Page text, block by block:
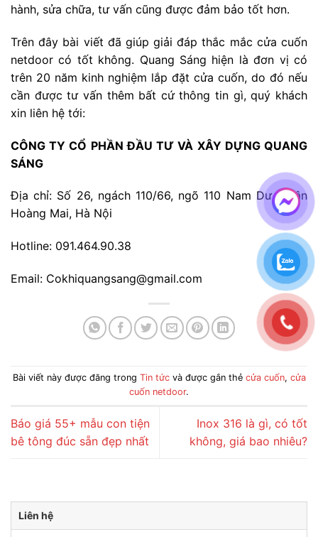
hành, sửa chữa, tư vấn cũng được đảm bảo tốt hơn.
Trên đây bài viết đã giúp giải đáp thắc mắc cửa cuốn
netdoor có tốt không. Quang Sáng hiện là đơn vị có
trên 20 năm kinh nghiệm lắp đặt cửa cuốn, do đó nếu
cần được tư vấn thêm bất cứ thông tin gì, quý khách
xin liên hệ tới:
CÔNG TY CỔ PHẦN ĐẦU TƯ VÀ XÂY DỰNG QUANG
SÁNG
Địa chỉ: Số 26, ngách 110/66, ngõ 110 Nam Dư, Quận
Hoàng Mai, Hà Nội
Hotline: 091.464.90.38
Email: Cokhiquangsang@gmail.com
Bài viết này được đăng trong Tin tứcvà được gắn thẻ cửa cuốn, cửa
cuốn netdoor.
Báo giá 55+ mẫu con tiện
bê tông đúc sẵn đẹp nhất
Inox 316 là gì, có tốt
không, giá bao nhiêu?
Liên hệ